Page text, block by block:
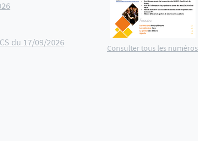
du 17/09/2026 Consulter tous les numéros